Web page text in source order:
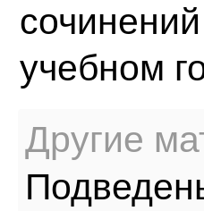
учебном
Другие